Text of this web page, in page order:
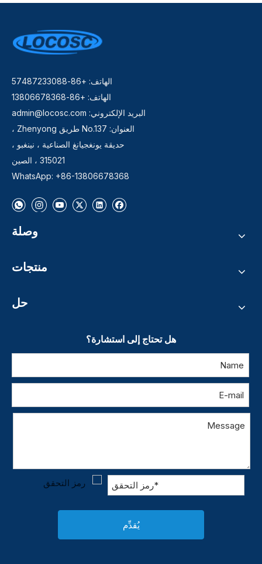
الهاتف: +86-57487233088
الهاتف: +86-13806678368
البريد الإلكتروني: admin@locosc.com
العنوان: No.137 طريق Zhenyong ،
حديقة يونغجيانغ الصناعية ، نينغبو ،
315021 ، الصين
WhatsApp: +86-13806678368
وصلة
منتجات
حل
هل تحتاج إلى استشارة؟
يُقدِّم